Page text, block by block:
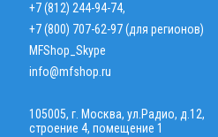
+7 (812) 244-94-74,
+7 (800) 707-62-97 (для регионов)
MFShop_Skype
info@mfshop.ru
105005, г. Москва, ул.Радио, д.12,
строение 4, помещение 1